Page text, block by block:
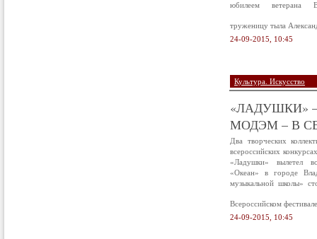
юбилеем ветерана
труженицу тыла
24-09-2015, 10:45
Культура. Искусство
«ЛАДУШКИ»
МОДЭМ – В
Два творческих
всероссийских
«Ладушки» вылетел
«Океан» в городе
музыкальной школы»
Всероссийском
24-09-2015, 10:45